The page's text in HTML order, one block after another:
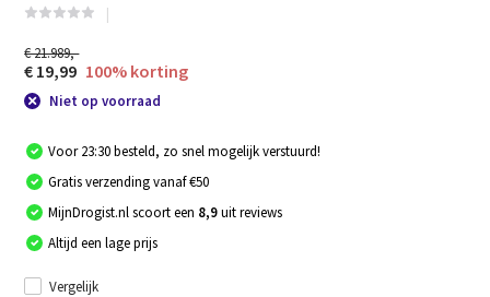
€ 21.989,-
€ 19,99 100% korting
Niet op voorraad
Voor 23:30 besteld, zo snel mogelijk verstuurd!
Gratis verzending vanaf €50
MijnDrogist.nl scoort een 8,9uit reviews
Altijd een lage prijs
Vergelijk